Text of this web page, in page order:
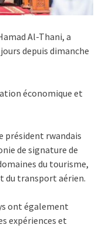
Al-Thani, a
depuis dimanche
économique et
président rwandais
de signature de
du tourisme,
du transport aérien.
ont également
expériences et